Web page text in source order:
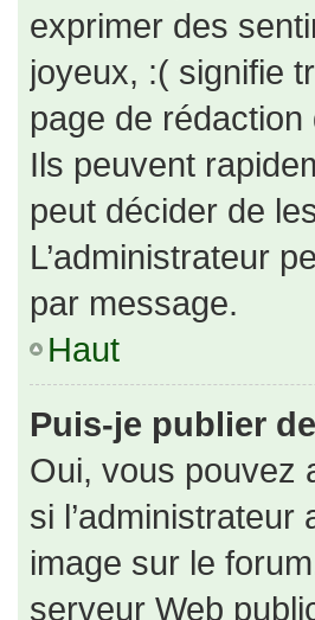
exprimer des
joyeux, :( signifie
page de
Ils peuvent
peut décider de
L’administrateur
par message.
Haut
Puis-je publier
Oui, vous pouvez
si
image sur le
serveur Web